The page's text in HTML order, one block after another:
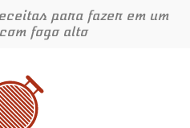
para fazer em um
fogo alto